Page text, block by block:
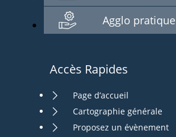
Agglo pratique
Accès Rapides
Page d’accueil
Cartographie générale
Proposez un évènement